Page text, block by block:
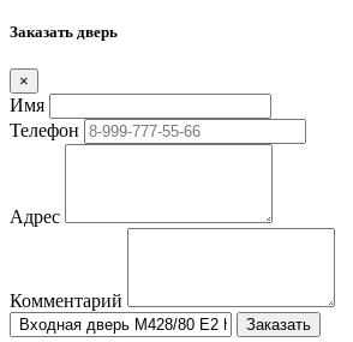
Заказать дверь
×
Имя
Телефон
Адрес
Комментарий
Заказать